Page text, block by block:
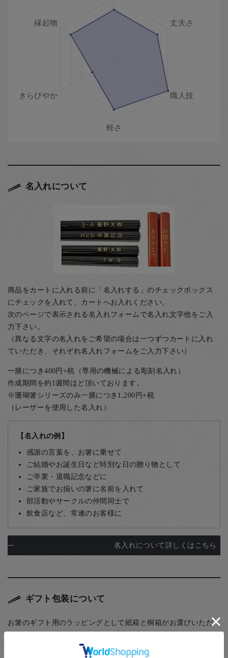
名入れについて
商品をカートに入れる前に「名入れする」のチェックボックス
にチェックを入れて、カートへお入れください。
次のページで表示される名入れフォームで名入れ文字他をご入
力下さい。
（異なる文字の名入れをご希望の場合は一つずつカートに入れ
ていただき、それぞれ名入れフォームをご入力下さい）
一膳につき400円+税（専用の機械による彫刻名入れ）
作成期間を約1週間ほど頂いております。
※珊瑚箸シリーズのみ一膳につき1,200円+税
（レーザーを使用した名入れ）
【名入れの例】
感謝の言葉を、お箸に乗せて
ご結婚やお誕生日など特別な日の贈り物として
ご卒業・退職記念などに
ご家族でお揃いの箸に名前を入れて
部活動やサークルの仲間同士で
飲食店など、常連のお客様に
名入れについて詳しくはこちら
ギフト包装について
お箸のギフト用のラッピングとして紙箱と桐箱がお選びいただ